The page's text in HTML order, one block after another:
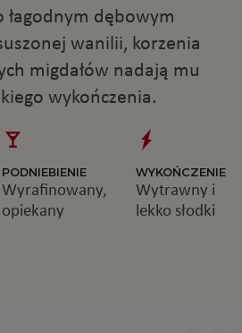
łagodnym dębowym
wanilii, korzenia
migdałów nadają mu
wykończenia.
PODNIEBIENIE
Wyrafinowany,
opiekany
WYKOŃCZENIE
Wytrawny i
lekko słodki